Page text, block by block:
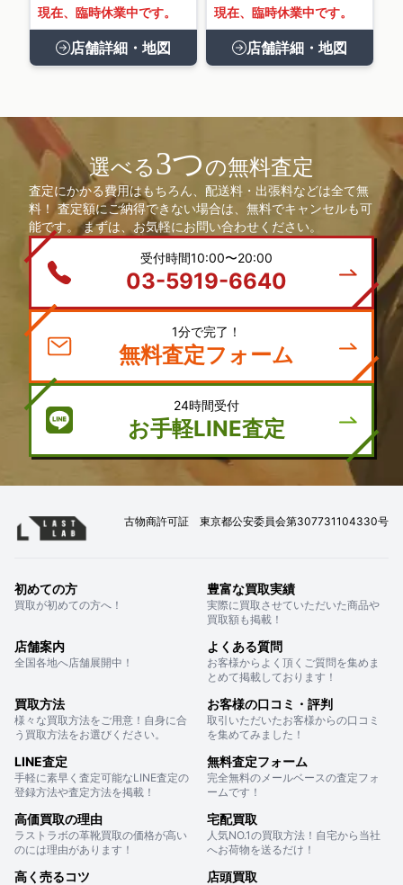
現在、臨時休業中です。
店舗詳細・地図
現在、臨時休業中です。
店舗詳細・地図
選べる3つの無料査定
査定にかかる費用はもちろん、配送料・出張料などは全て無
料！ 査定額にご納得できない場合は、無料でキャンセルも可
能です。 まずは、お気軽にお問い合わせください。
受付時間10:00〜20:00
03-5919-6640
1分で完了！
無料査定フォーム
24時間受付
お手軽LINE査定
古物商許可証 東京都公安委員会第307731104330号
初めての方
買取が初めての方へ！
豊富な買取実績
実際に買取させていただいた商品や
買取額も掲載！
店舗案内
全国各地へ店舗展開中！
よくある質問
お客様からよく頂くご質問を集めま
とめて掲載しております！
買取方法
様々な買取方法をご用意！自身に合
う買取方法をお選びください。
お客様の口コミ・評判
取引いただいたお客様からの口コミ
を集めてみました！
LINE査定
手軽に素早く査定可能なLINE査定の
登録方法や査定方法を掲載！
無料査定フォーム
完全無料のメールベースの査定フォ
ームです！
高価買取の理由
ラストラボの革靴買取の価格が高い
のには理由があります！
宅配買取
人気NO.1の買取方法！自宅から当社
へお荷物を送るだけ！
高く売るコツ 店頭買取